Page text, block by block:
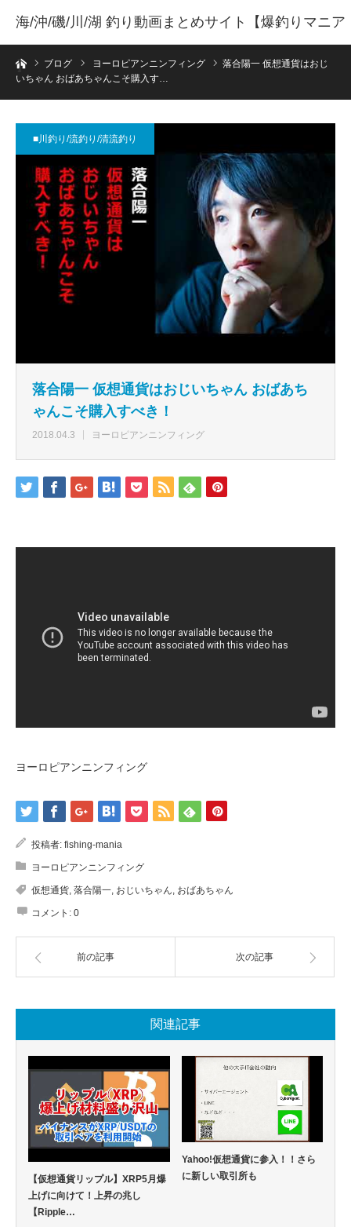
海/沖/磯/川/湖 釣り動画まとめサイト【爆釣りマニア
】ホームブログ ヨーロピアンニンフィング
落合陽一 仮想通貨はおじ
いちゃん おばあちゃんこそ購入す…
■川釣り/流釣り/清流釣り
落合陽一 仮想通貨はおじいちゃん おばあち
ゃんこそ購入すべき！
2018.04.3 ヨーロピアンニンフィング
ヨーロピアンニンフィング
投稿者: fishing-mania
ヨーロピアンニンフィング
仮想通貨 落合陽一 おじいちゃん おばあちゃん
コメント: 0
前の記事 次の記事
関連記事
【仮想通貨リップル】XRP5月爆
上げに向けて！上昇の兆し
【Ripple…
Yahoo!仮想通貨に参入！！さら
に新しい取引所も